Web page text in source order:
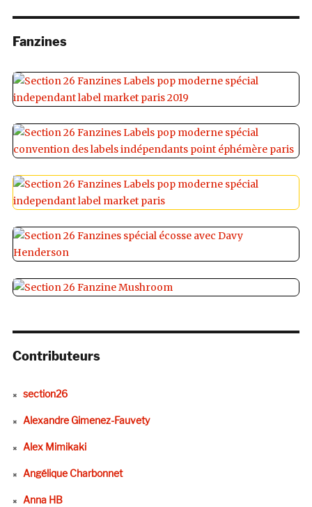
Fanzines
Contributeurs
section26
Alexandre Gimenez-Fauvety
Alex Mimikaki
Angélique Charbonnet
Anna HB